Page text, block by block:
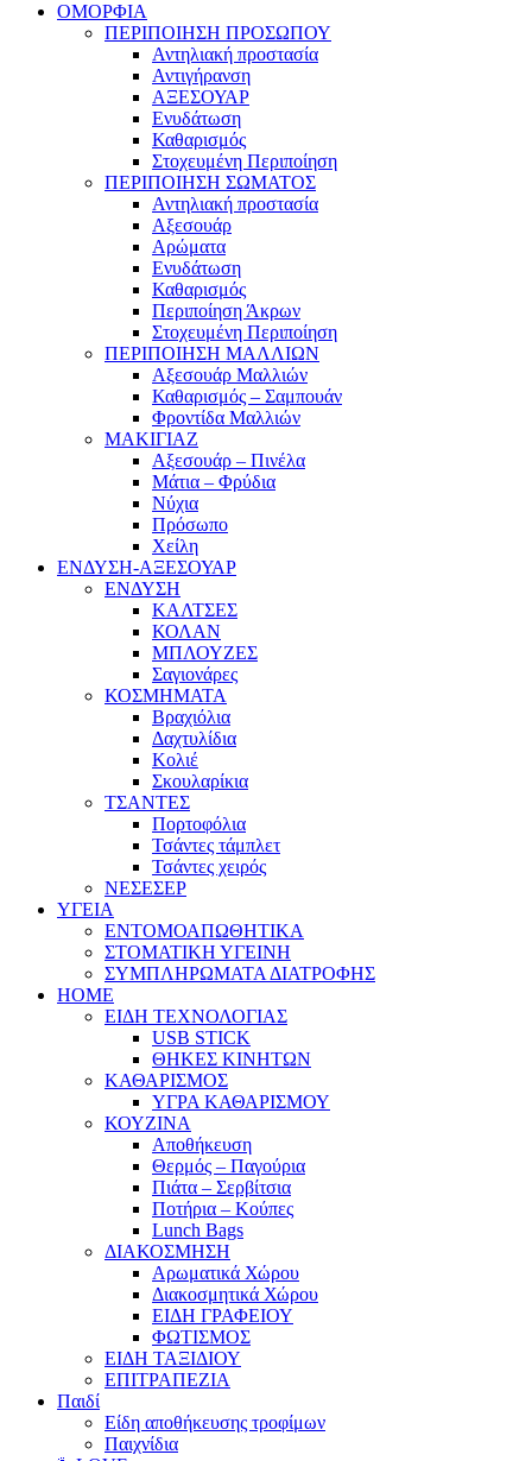
ΟΜΟΡΦΙΑ
ΠΕΡΙΠΟΙΗΣΗ ΠΡΟΣΩΠΟΥ
Αντηλιακή προστασία
Αντιγήρανση
ΑΞΕΣΟΥΑΡ
Ενυδάτωση
Καθαρισμός
Στοχευμένη Περιποίηση
ΠΕΡΙΠΟΙΗΣΗ ΣΩΜΑΤΟΣ
Αντηλιακή προστασία
Αξεσουάρ
Αρώματα
Ενυδάτωση
Καθαρισμός
Περιποίηση Άκρων
Στοχευμένη Περιποίηση
ΠΕΡΙΠΟΙΗΣΗ ΜΑΛΛΙΩΝ
Αξεσουάρ Μαλλιών
Καθαρισμός – Σαμπουάν
Φροντίδα Μαλλιών
ΜΑΚΙΓΙΑΖ
Αξεσουάρ – Πινέλα
Μάτια – Φρύδια
Νύχια
Πρόσωπο
Χείλη
ΕΝΔΥΣΗ-ΑΞΕΣΟΥΑΡ
ΕΝΔΥΣΗ
ΚΑΛΤΣΕΣ
ΚΟΛΑΝ
ΜΠΛΟΥΖΕΣ
Σαγιονάρες
ΚΟΣΜΗΜΑΤΑ
Βραχιόλια
Δαχτυλίδια
Κολιέ
Σκουλαρίκια
ΤΣΑΝΤΕΣ
Πορτοφόλια
Τσάντες τάμπλετ
Τσάντες χειρός
ΝΕΣΕΣΕΡ
ΥΓΕΙΑ
ΕΝΤΟΜΟΑΠΩΘΗΤΙΚΑ
ΣΤΟΜΑΤΙΚΗ ΥΓΕΙΝΗ
ΣΥΜΠΛΗΡΩΜΑΤΑ ΔΙΑΤΡΟΦΗΣ
HOME
ΕΙΔΗ ΤΕΧΝΟΛΟΓΙΑΣ
USB STICK
ΘΗΚΕΣ ΚΙΝΗΤΩΝ
ΚΑΘΑΡΙΣΜΟΣ
ΥΓΡΑ ΚΑΘΑΡΙΣΜΟΥ
ΚΟΥΖΙΝΑ
Αποθήκευση
Θερμός – Παγούρια
Πιάτα – Σερβίτσια
Ποτήρια – Κούπες
Lunch Bags
ΔΙΑΚΟΣΜΗΣΗ
Αρωματικά Χώρου
Διακοσμητικά Χώρου
ΕΙΔΗ ΓΡΑΦΕΙΟΥ
ΦΩΤΙΣΜΟΣ
ΕΙΔΗ ΤΑΞΙΔΙΟΥ
ΕΠΙΤΡΑΠΕΖΙΑ
Παιδί
Είδη αποθήκευσης τροφίμων
Παιχνίδια